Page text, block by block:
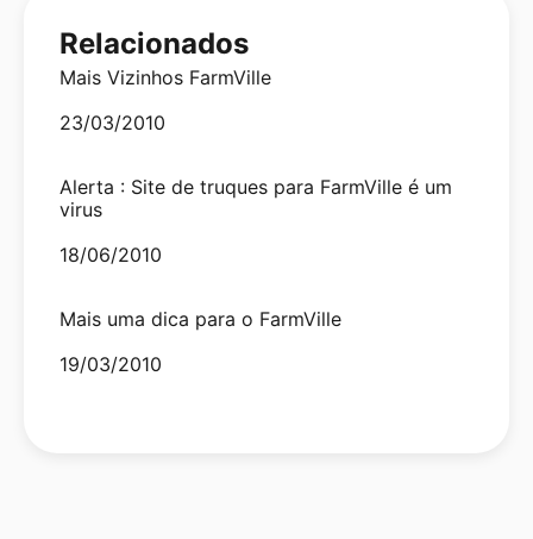
Relacionados
Mais Vizinhos FarmVille
Date
23/03/2010
Alerta : Site de truques para FarmVille é um
virus
Date
18/06/2010
Mais uma dica para o FarmVille
Date
19/03/2010